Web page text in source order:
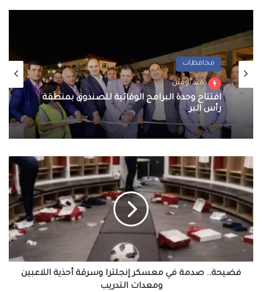
منذ يومين
افتتاح وحدة البرامج الوقائية للصندوق بمنطقة
رأس البر
معرض الصور
منذ يومين
احتفالات جماهير طرابزون سبور بصفقة القرن
محمد صلاح
فضيحة..
صدمة
في
معسكر
إنجلترا
وسرقة
أحذية
ومعدات
التدريبفضيحة.. صدمة في معسكر إنجلترا وسرقة أحذية اللاعبين
ومعدات التدريب